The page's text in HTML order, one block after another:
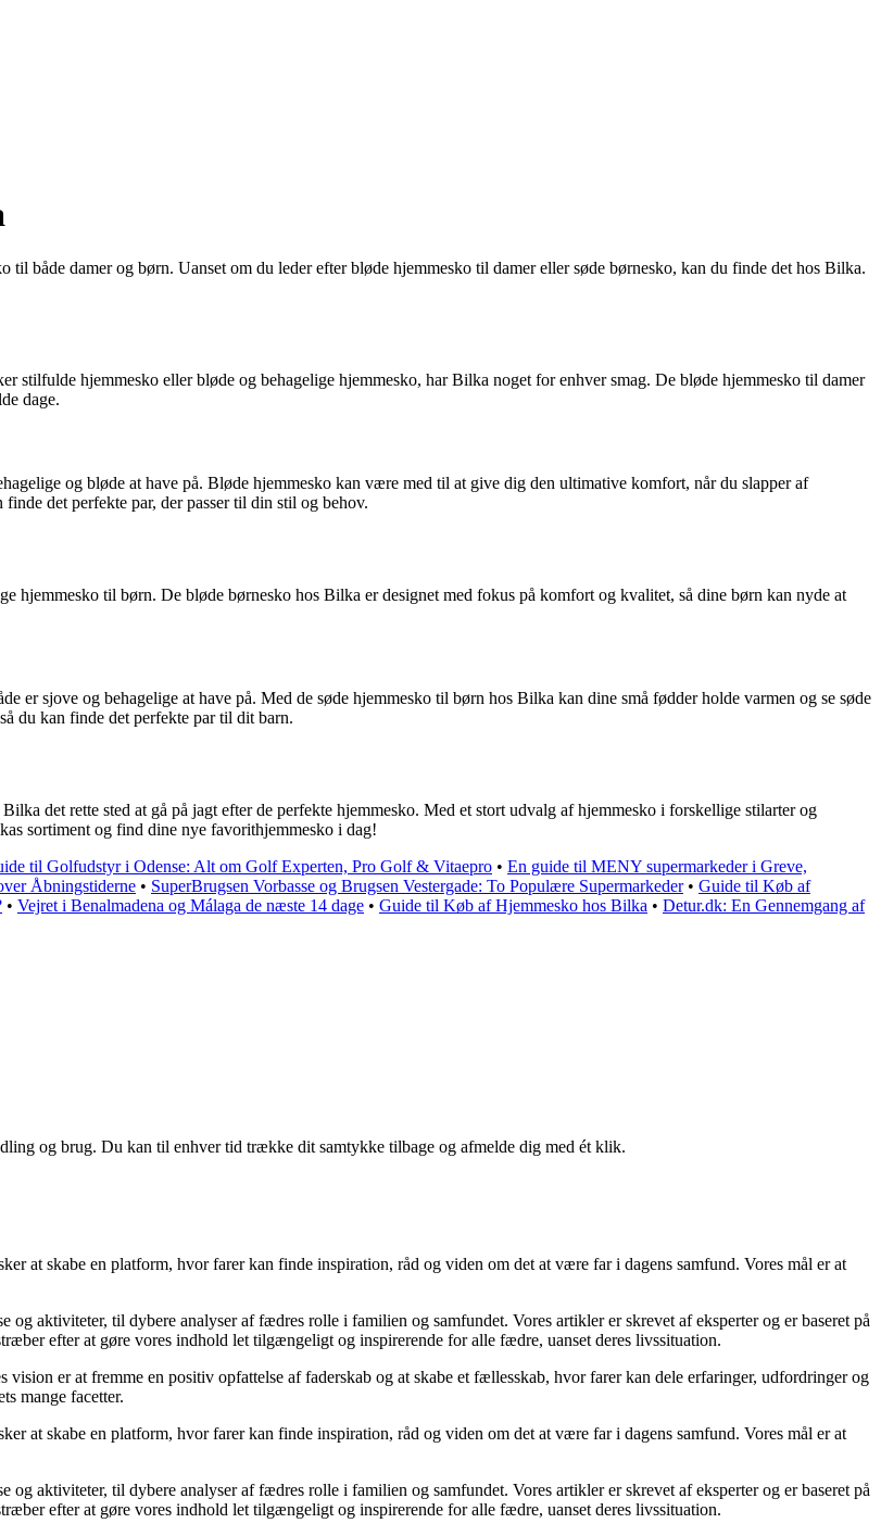
både damer og børn. Uanset om du leder efter bløde hjemmesko til damer eller søde børnesko, kan du finde det hos Bilka.
hjemmesko eller bløde og behagelige hjemmesko, har Bilka noget for enhver smag. De bløde hjemmesko til damer
dage.
og bløde at have på. Bløde hjemmesko kan være med til at give dig den ultimative komfort, når du slapper af
det perfekte par, der passer til din stil og behov.
hjemmesko til børn. De bløde børnesko hos Bilka er designet med fokus på komfort og kvalitet, så dine børn kan nyde at
er sjove og behagelige at have på. Med de søde hjemmesko til børn hos Bilka kan dine små fødder holde varmen og se søde
du kan finde det perfekte par til dit barn.
det rette sted at gå på jagt efter de perfekte hjemmesko. Med et stort udvalg af hjemmesko i forskellige stilarter og
sortiment og find dine nye favorithjemmesko i dag!
til Golfudstyr i Odense: Alt om Golf Experten, Pro Golf & Vitaepro • En guide til MENY supermarkeder i Greve,
Åbningstiderne • SuperBrugsen Vorbasse og Brugsen Vestergade: To Populære Supermarkeder• Guide til Køb af
• Vejret i Benalmadena og Málaga de næste 14 dage • Guide til Køb af Hjemmesko hos Bilka • Detur.dk: En Gennemgang af
og brug. Du kan til enhver tid trække dit samtykke tilbage og afmelde dig med ét klik.
at skabe en platform, hvor farer kan finde inspiration, råd og viden om det at være far i dagens samfund. Vores mål er at
aktiviteter, til dybere analyser af fædres rolle i familien og samfundet. Vores artikler er skrevet af eksperter og er baseret på
efter at gøre vores indhold let tilgængeligt og inspirerende for alle fædre, uanset deres livssituation.
er at fremme en positiv opfattelse af faderskab og at skabe et fællesskab, hvor farer kan dele erfaringer, udfordringer og
mange facetter.
at skabe en platform, hvor farer kan finde inspiration, råd og viden om det at være far i dagens samfund. Vores mål er at
aktiviteter, til dybere analyser af fædres rolle i familien og samfundet. Vores artikler er skrevet af eksperter og er baseret på
efter at gøre vores indhold let tilgængeligt og inspirerende for alle fædre, uanset deres livssituation.